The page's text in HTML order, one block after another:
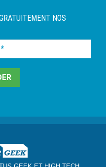
NOS